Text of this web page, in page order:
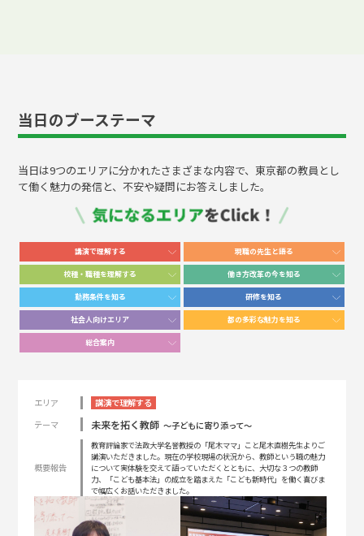
当日のブーステーマ
当日は9つのエリアに分かれたさまざまな内容で、東京都の教員とし
て働く魅力の発信と、不安や疑問にお答えしました。
講演で理解する 現職の先生と語る
校種・職種を理解する 働き方改革の今を知る
勤務条件を知る 研修を知る
社会人向けエリア 都の多彩な魅力を知る
総合案内
エリア
講演で理解する
テーマ
未来を拓く教師 ～子どもに寄り添って～
概要報告
教育評論家で法政大学名誉教授の「尾木ママ」こと尾木直樹先生よりご
講演いただきました。現在の学校現場の状況から、教師という職の魅力
について実体験を交えて語っていただくとともに、大切な３つの教師
力、「こども基本法」の成立を踏まえた「こども新時代」を働く喜びま
で幅広くお話いただきました。